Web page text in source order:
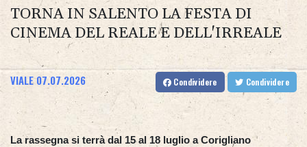
TORNA IN SALENTO LA FESTA DI
CINEMA DEL REALE E DELL'IRREALE
VIALE 07.07.2026 Condividere Condividere
La rassegna si terrà dal 15 al 18 luglio a Corigliano